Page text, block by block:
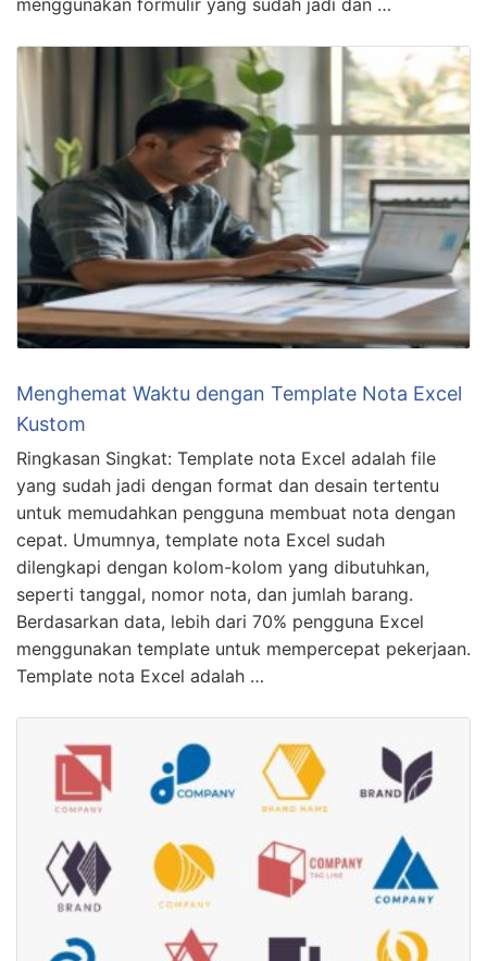
Menghemat Waktu dengan Template Nota Excel
Kustom
Ringkasan Singkat: Template nota Excel adalah file
yang sudah jadi dengan format dan desain tertentu
untuk memudahkan pengguna membuat nota dengan
cepat. Umumnya, template nota Excel sudah
dilengkapi dengan kolom-kolom yang dibutuhkan,
seperti tanggal, nomor nota, dan jumlah barang.
Berdasarkan data, lebih dari 70% pengguna Excel
menggunakan template untuk mempercepat pekerjaan.
Template nota Excel adalah …